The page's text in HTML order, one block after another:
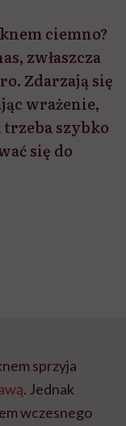
ciemno?
zwłaszcza
Zdarzają się
wrażenie,
trzeba szybko
się do
sprzyja
. Jednak
wczesnego